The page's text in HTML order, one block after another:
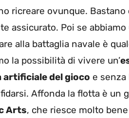
ricreare ovunque.
assicurato. Poi se abbiamo
alla battaglia navale è
la possibilità di vivere un’
artificiale del gioco e
Affonda la flotta è un
Arts, che riesce molto